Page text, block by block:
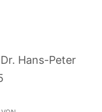
Hans-Peter